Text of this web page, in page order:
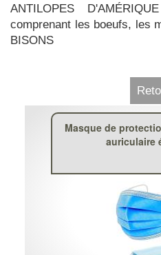
ANTILOPES
comprenant les boeufs, les
BISONS
Masque de
auriculaire